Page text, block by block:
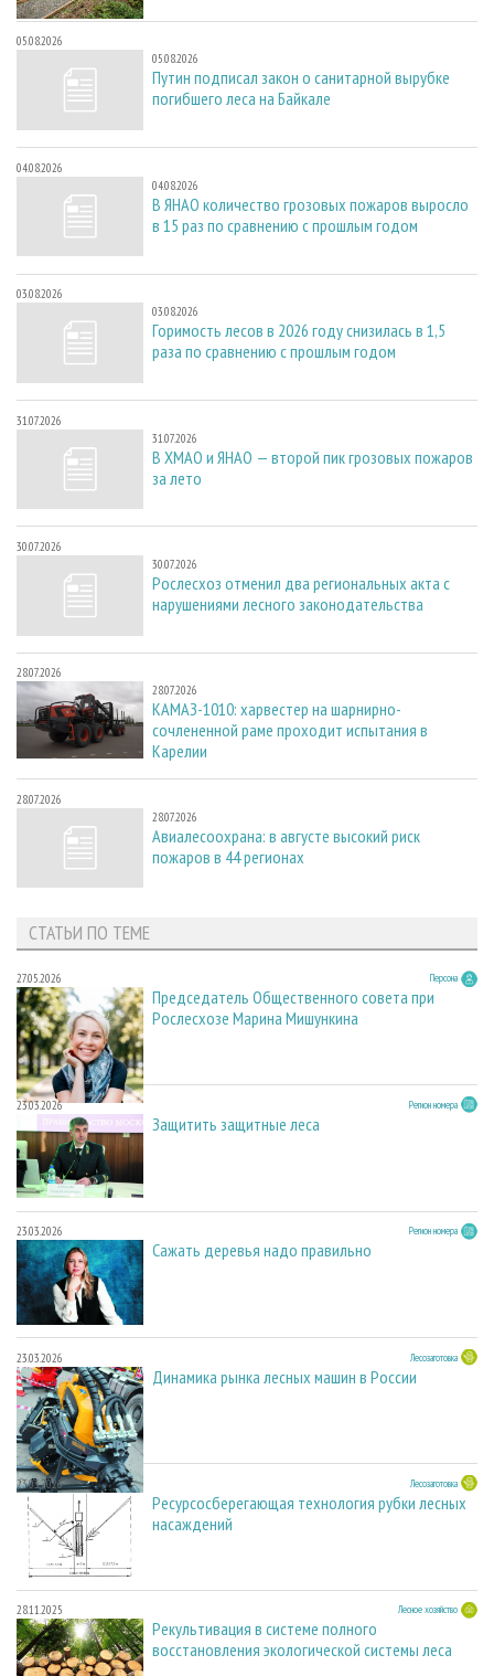
05.08.2026
05.08.2026
Путин подписал закон о санитарной вырубке
погибшего леса на Байкале
04.08.2026
04.08.2026
В ЯНАО количество грозовых пожаров выросло
в 15 раз по сравнению с прошлым годом
03.08.2026
03.08.2026
Горимость лесов в 2026 году снизилась в 1,5
раза по сравнению с прошлым годом
31.07.2026
31.07.2026
В ХМАО и ЯНАО — второй пик грозовых пожаров
за лето
30.07.2026
30.07.2026
Рослесхоз отменил два региональных акта с
нарушениями лесного законодательства
28.07.2026
28.07.2026
КАМАЗ-1010: харвестер на шарнирно-
сочлененной раме проходит испытания в
Карелии
28.07.2026
28.07.2026
Авиалесоохрана: в августе высокий риск
пожаров в 44 регионах
СТАТЬИ ПО ТЕМЕ
27.05.2026 Персона
Председатель Общественного совета при
Рослесхозе Марина Мишункина
23.03.2026 Регион номера
Защитить защитные леса
23.03.2026 Регион номера
Сажать деревья надо правильно
23.03.2026 Лесозаготовка
Динамика рынка лесных машин в России
23.03.2026 Лесозаготовка
Ресурсосберегающая технология рубки лесных
насаждений
28.11.2025 Лесное хозяйство
Рекультивация в системе полного
восстановления экологической системы леса